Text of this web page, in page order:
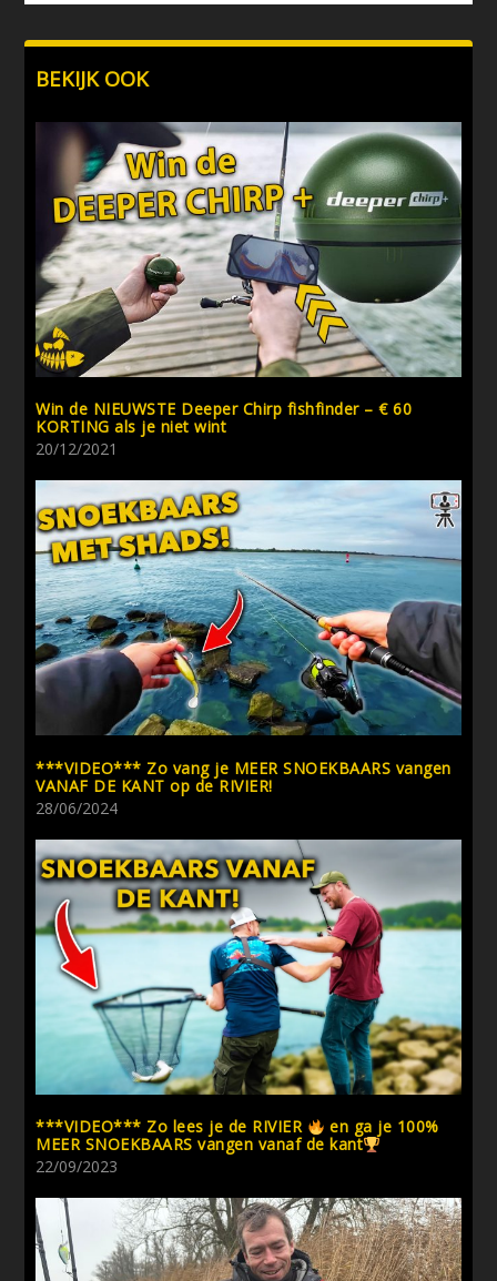
BEKIJK OOK
Win de NIEUWSTE Deeper Chirp fishfinder – € 60
KORTING als je niet wint
20/12/2021
***VIDEO*** Zo vang je MEER SNOEKBAARS vangen
VANAF DE KANT op de RIVIER!
28/06/2024
***VIDEO*** Zo lees je de RIVIER
en ga je 100%
MEER SNOEKBAARS vangen vanaf de kant
22/09/2023